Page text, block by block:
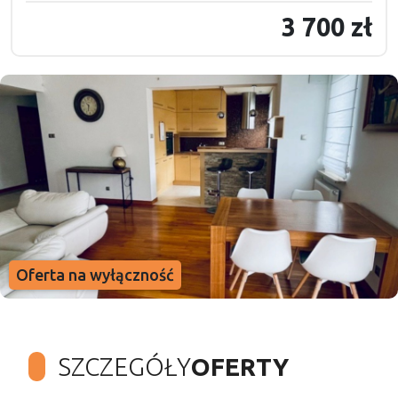
3 700 zł
Oferta na wyłączność
SZCZEGÓŁYOFERTY